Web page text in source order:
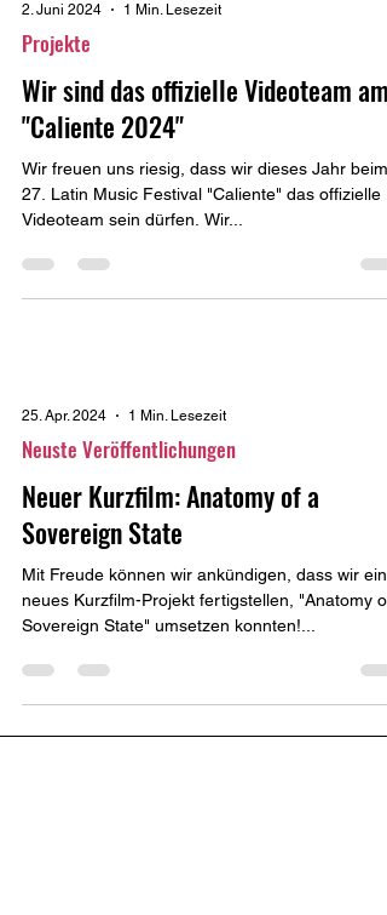
2. Juni 2024 1 Min. Lesezeit
Projekte
Wir sind das offizielle Videoteam am
"Caliente 2024"
Wir freuen uns riesig, dass wir dieses Jahr beim
27. Latin Music Festival "Caliente" das offizielle
Videoteam sein dürfen. Wir...
25. Apr. 2024 1 Min. Lesezeit
Neuste Veröffentlichungen
Neuer Kurzfilm: Anatomy of a
Sovereign State
Mit Freude können wir ankündigen, dass wir ein
neues Kurzfilm-Projekt fertigstellen, "Anatomy of
Sovereign State" umsetzen konnten!...